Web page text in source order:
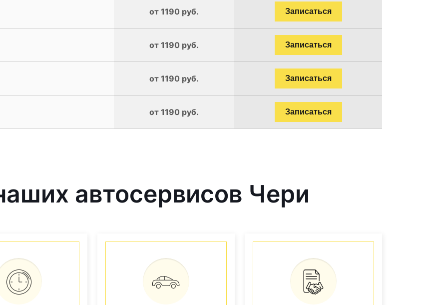
от 1190 руб. Записаться
от 1190 руб. Записаться
от 1190 руб. Записаться
от 1190 руб. Записаться
автосервисов Чери